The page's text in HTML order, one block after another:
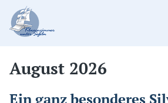
August 2026
Ein ganz besonderes